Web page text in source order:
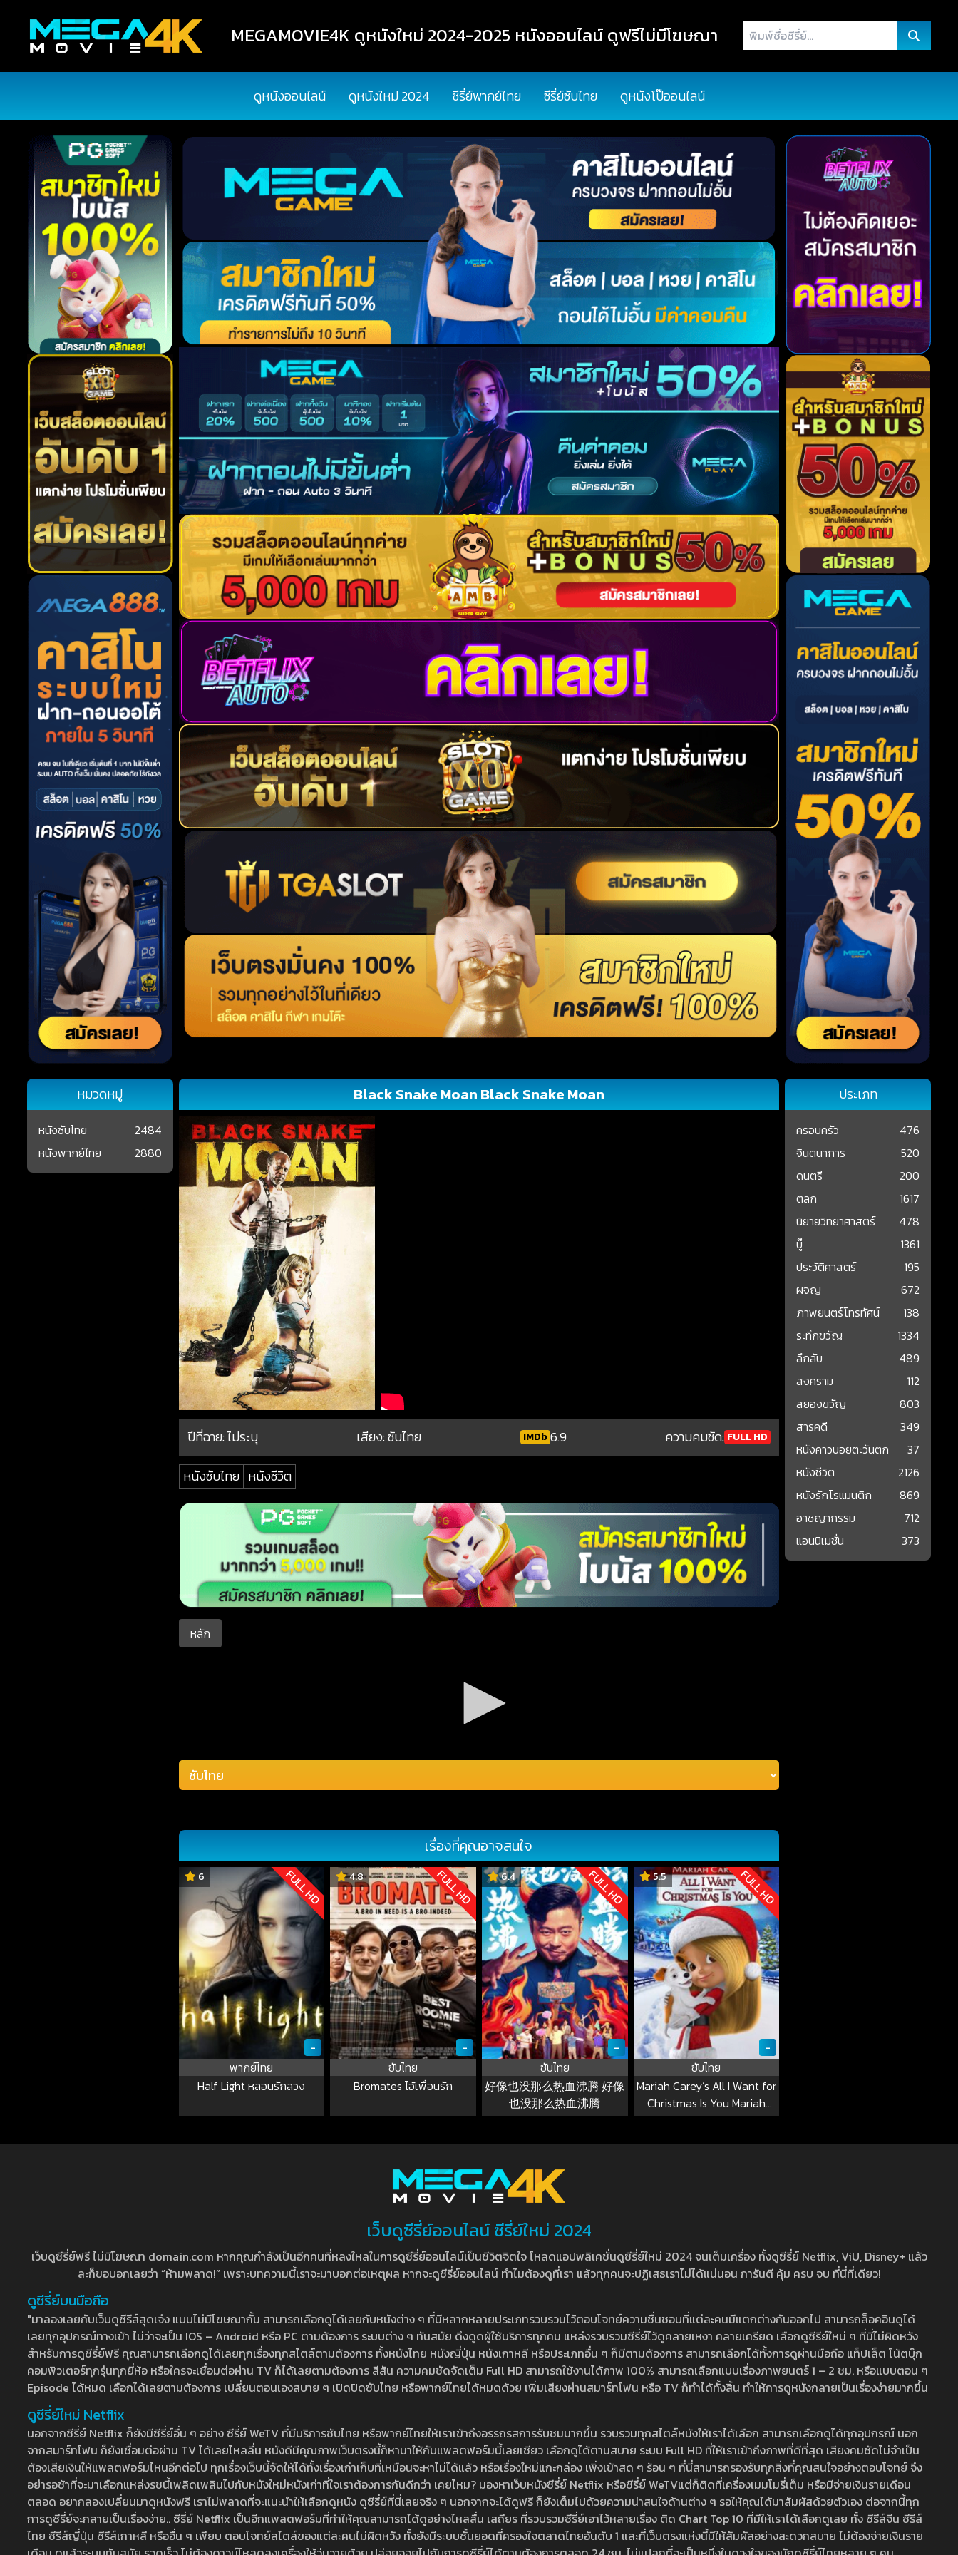
MEGAMOVIE4K ดูหนังใหม่ 2024-2025 หนังออนไลน์ ดูฟรีไม่มีโฆษณา
พิมพ์
ชื่อ
ดูหนังออนไลน์ ดูหนังใหม่ 2024 ซีรี่ย์พากย์ไทย ซีรี่ย์ซับไทย ดูหนังโป๊ออนไลน์
Black Snake Moan Black Snake Moan
ปีที่ฉาย:ไม่ระบุ เสียง: ซับไทย IMDb6.9 ความคมชัด: FULL HD
หนังซับไทย หนังชีวิต
หลัก
หมวดหมู่
หนังซับไทย
2484
หนังพากย์ไทย
2880
ประเภท
ครอบครัว
476
จินตนาการ
520
ดนตรี
200
ตลก
1617
นิยายวิทยาศาสตร์
478
บู๊
1361
ประวัติศาสตร์
195
ผจญ
672
ภาพยนตร์โทรทัศน์
138
ระทึกขวัญ
1334
ลึกลับ
489
สงคราม
112
สยองขวัญ
803
สารคดี
349
หนังคาวบอยตะวันตก
37
หนังชีวิต
2126
หนังรักโรแมนติก
869
อาชญากรรม
712
แอนนิเมชั่น
373
เรื่องที่คุณอาจสนใจ
6 FULL HD
-
พากย์ไทย
Half Light หลอนรักลวง
4.8 FULL HD
-
ซับไทย
Bromates ไอ้เพื่อนรัก
6.4 FULL HD
-
ซับไทย
好像也没那么热血沸腾 好像
也没那么热血沸腾
5.5 FULL HD
-
ซับไทย
Mariah Carey’s All I Want for
Christmas Is You Mariah
Carey’s All I Want for
เว็บดูซีรี่ย์ออนไลน์ ซีรี่ย์ใหม่ 2024
เว็บดูซีรี่ย์ฟรี ไม่มีโฆษณา domain.com หากคุณกำลังเป็นอีกคนที่หลงใหลในการดูซีรี่ย์ออนไลน์เป็นชีวิตจิตใจ โหลดแอปพลิเคชั่นดูซีรี่ย์ใหม่ 2024 จนเต็มเครื่อง ทั้งดูซีรี่ย์ Netflix, ViU, Disney+ แล้ว
ละก็ขอบอกเลยว่า “ห้ามพลาด!” เพราะบทความนี้เราจะมาบอกต่อเหตุผล หากจะดูซีรี่ย์ออนไลน์ ทำไมต้องดูที่เรา แล้วทุกคนจะปฏิเสธเราไม่ได้แน่นอน การันตี คุ้ม ครบ จบ ที่นี่ที่เดียว!
ดูซีรี่ย์บนมือถือ
"มาลองเลยกับเว็บดูซีรีส์สุดเจ๋ง แบบไม่มีโฆษณากั้น สามารถเลือกดูได้เลยกับหนังต่าง ๆ ที่มีหลากหลายประเภทรวบรวมไว้ตอบโจทย์ความชื่นชอบที่แต่ละคนมีแตกต่างกันออกไป สามารถล็อคอินดูได้
เลยทุกอุปกรณ์ทางเข้า ไม่ว่าจะเป็น IOS – Android หรือ PC ตามต้องการ ระบบต่าง ๆ ทันสมัย ดึงดูดผู้ใช้บริการทุกคน แหล่งรวบรวมซีรี่ย์ไว้ดูคลายเหงา คลายเครียด เลือกดูซีรีย์ใหม่ ๆ ที่นี่ไม่ผิดหวัง
สำหรับการดูซีรี่ย์ฟรี คุณสามารถเลือกดูได้เลยทุกเรื่องทุกสไตล์ตามต้องการ ทั้งหนังไทย หนังญี่ปุ่น หนังเกาหลี หรือประเภทอื่น ๆ ก็มีตามต้องการ สามารถเลือกได้ทั้งการดูผ่านมือถือ แท็ปเล็ต โน้ตบุ๊ก
คอมพิวเตอร์ทุกรุ่นทุกยี่ห้อ หรือใครจะเชื่อมต่อผ่าน TV ก็ได้เลยตามต้องการ สีสัน ความคมชัดจัดเต็ม Full HD สามารถใช้งานได้ภาพ 100% สามารถเลือกแบบเรื่องภาพยนตร์ 1 – 2 ชม. หรือแบบตอน ๆ
Episode ได้หมด เลือกได้เลยตามต้องการ เปลี่ยนตอนเองสบาย ๆ เปิดปิดซับไทย หรือพากย์ไทยได้หมดด้วย เพิ่มเสียงผ่านสมาร์ทโฟน หรือ TV ก็ทำได้ทั้งสิ้น ทำให้การดูหนังกลายเป็นเรื่องง่ายมากขึ้น
ดูซีรี่ย์ใหม่ Netflix
นอกจากซีรี่ย์ Netflix ก็ยังมีซีรี่ย์อื่น ๆ อย่าง ซีรี่ย์ WeTV ที่มีบริการซับไทย หรือพากย์ไทยให้เราเข้าถึงอรรถรสการรับชมมากขึ้น รวบรวมทุกสไตล์หนังให้เราได้เลือก สามารถเลือกดูได้ทุกอุปกรณ์ นอก
จากสมาร์ทโฟน ก็ยังเชื่อมต่อผ่าน TV ได้เลยไหลลื่น หนังดีมีคุณภาพเว็บตรงนี้ก็หามาให้กับแพลตฟอร์มนี้เลยเชียว เลือกดูได้ตามสบาย ระบบ Full HD ที่ให้เราเข้าถึงภาพที่ดีที่สุด เสียงคมชัดไม่จำเป็น
ต้องเสียเงินให้แพลตฟอร์มไหนอีกต่อไป ทุกเรื่องเว็บนี้จัดให้ได้ทั้งเรื่องเก่าเก็บที่เหมือนจะหาไม่ได้แล้ว หรือเรื่องใหม่แกะกล่อง เพิ่งเข้าสด ๆ ร้อน ๆ ที่นี่สามารถรองรับทุกสิ่งที่คุณสนใจอย่างตอบโจทย์ จึง
อย่ารอช้าที่จะมาเลือกแหล่งรชนี้เพลิดเพลินไปกับหนังใหม่หนังเก่าที่ใจเราต้องการกันดีกว่า เคยไหม? มองหาเว็บหนังซีรี่ย์ Netflix หรือซีรี่ย์ WeTVแต่ก็ติดที่เครื่องเมมโมรี่เต็ม หรือมีจ่ายเงินรายเดือน
ตลอด อยากลองเปลี่ยนมาดูหนังฟรี เราไม่พลาดที่จะแนะนำให้เลือกดูหนัง ดูซีรี่ย์ที่นี่เลยจริง ๆ นอกจากจะได้ดูฟรี ก็ยังเต็มไปด้วยความน่าสนใจด้านต่าง ๆ รอให้คุณได้มาสัมผัสด้วยตัวเอง ต่อจากนี้ทุก
การดูซีรี่ย์จะกลายเป็นเรื่องง่าย.. ซีรี่ย์ Netflix เป็นอีกแพลตฟอร์มที่ทำให้คุณสามารถได้ดูอย่างไหลลื่น เสถียร ที่รวบรวมซีรี่ย์เอาไว้หลายเรื่อง ติด Chart Top 10 ที่มีให้เราได้เลือกดูเลย ทั้ง ซีรีส์จีน ซีรีส์
ไทย ซีรีส์ญี่ปุ่น ซีรีส์เกาหลี หรืออื่น ๆ เพียบ ตอบโจทย์สไตล์ของแต่ละคนไม่ผิดหวัง ทั้งยังมีระบบชั้นยอดที่ครองใจตลาดไทยอันดับ 1 และที่เว็บตรงแห่งนี้มีให้สัมผัสอย่างสะดวกสบาย ไม่ต้องจ่ายเงินราย